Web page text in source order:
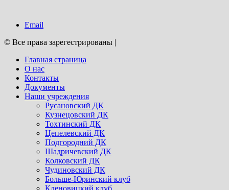
Email
© Все права зарегестрированы |
Главная страница
О нас
Контакты
Документы
Наши учреждения
Русановский ДК
Кузнецовский ДК
Тохтинский ДК
Цепелевский ДК
Подгородний ДК
Шадричевский ДК
Колковский ДК
Чудиновский ДК
Больше-Юринский клуб
Кленовицкий клуб